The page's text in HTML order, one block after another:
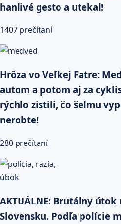
hanlivé gesto a utekal!
1407 prečítaní
Hrôza vo Veľkej Fatre:
autom a potom aj za
rýchlo zistili, čo šelmu
nerobte!
280 prečítaní
AKTUÁLNE: Brutálny
Slovensku. Podľa polície